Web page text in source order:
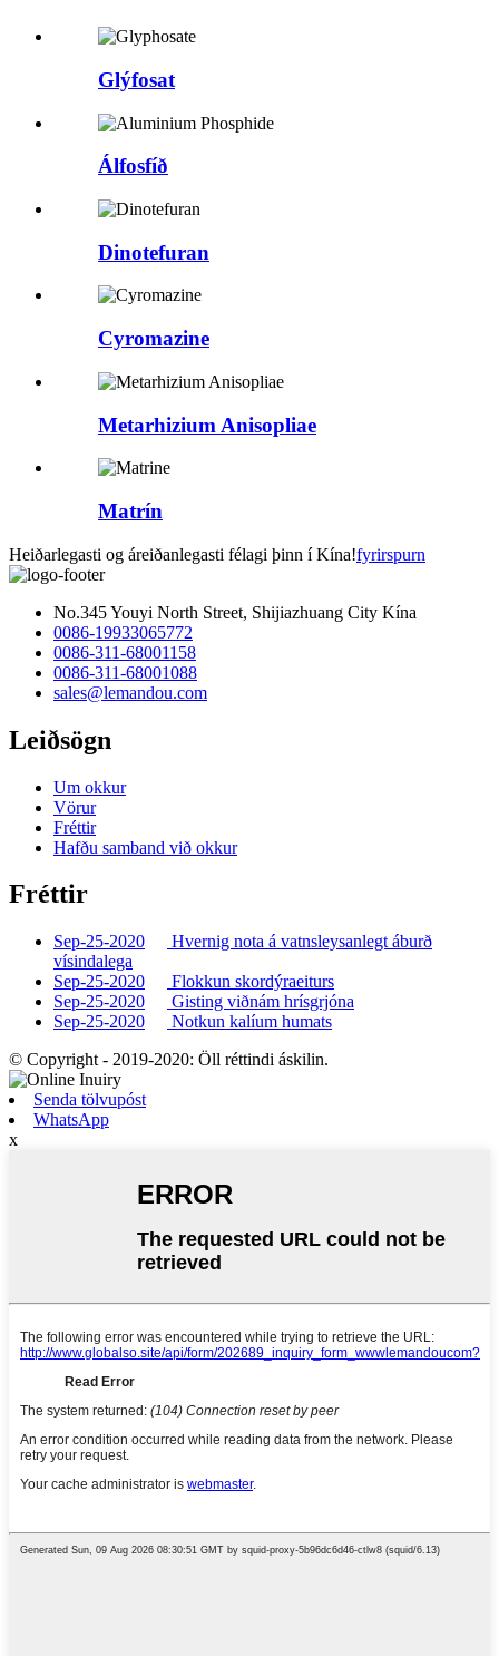
Glýfosat
Álfosfíð
Dinotefuran
Cyromazine
Metarhizium Anisopliae
Matrín
Heiðarlegasti og áreiðanlegasti félagi þinn í Kína!fyrirspurn
No.345 Youyi North Street, Shijiazhuang City Kína
0086-19933065772
0086-311-68001158
0086-311-68001088
sales@lemandou.com
Leiðsögn
Um okkur
Vörur
Fréttir
Hafðu samband við okkur
Fréttir
Sep-25-2020
Hvernig nota á vatnsleysanlegt áburð
vísindalega
Sep-25-2020
Flokkun skordýraeiturs
Sep-25-2020
Gisting viðnám hrísgrjóna
Sep-25-2020
Notkun kalíum humats
© Copyright - 2019-2020: Öll réttindi áskilin.
Senda tölvupóst
WhatsApp
x